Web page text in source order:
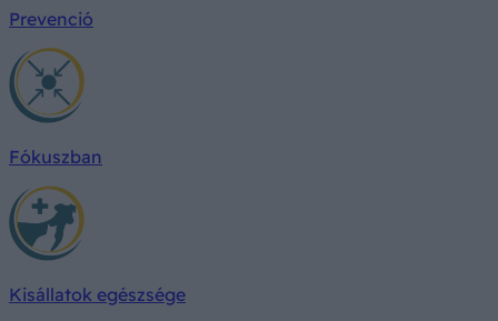
Prevenció
Fókuszban
Kisállatok egészsége